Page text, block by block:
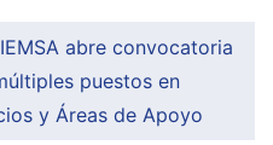
abre convocatoria
puestos en
y Áreas de Apoyo